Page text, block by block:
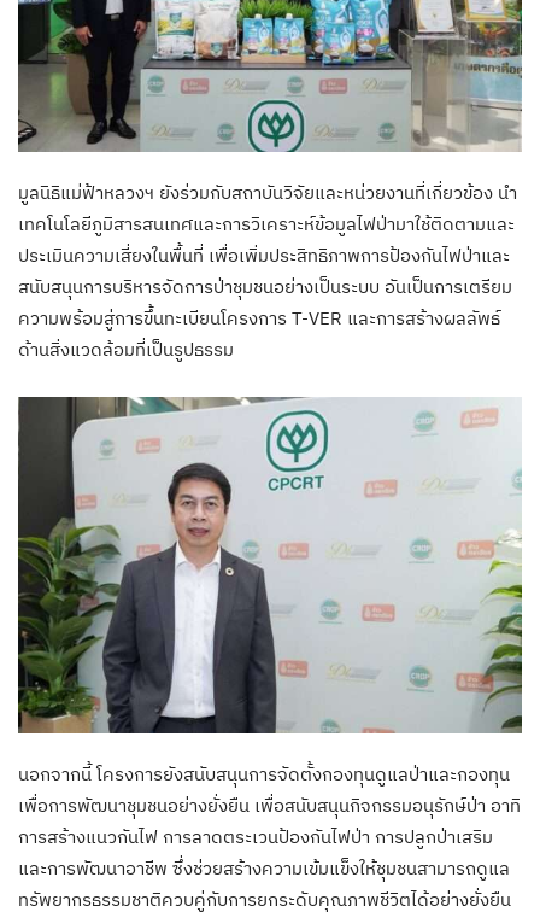
มูลนิธิแม่ฟ้าหลวงฯ ยังร่วมกับสถาบันวิจัยและหน่วยงานที่เกี่ยวข้อง นำ
เทคโนโลยีภูมิสารสนเทศและการวิเคราะห์ข้อมูลไฟป่ามาใช้ติดตามและ
ประเมินความเสี่ยงในพื้นที่ เพื่อเพิ่มประสิทธิภาพการป้องกันไฟป่าและ
สนับสนุนการบริหารจัดการป่าชุมชนอย่างเป็นระบบ อันเป็นการเตรียม
ความพร้อมสู่การขึ้นทะเบียนโครงการ T-VER และการสร้างผลลัพธ์
ด้านสิ่งแวดล้อมที่เป็นรูปธรรม
นอกจากนี้ โครงการยังสนับสนุนการจัดตั้งกองทุนดูแลป่าและกองทุน
เพื่อการพัฒนาชุมชนอย่างยั่งยืน เพื่อสนับสนุนกิจกรรมอนุรักษ์ป่า อาทิ
การสร้างแนวกันไฟ การลาดตระเวนป้องกันไฟป่า การปลูกป่าเสริม
และการพัฒนาอาชีพ ซึ่งช่วยสร้างความเข้มแข็งให้ชุมชนสามารถดูแล
ทรัพยากรธรรมชาติควบคู่กับการยกระดับคุณภาพชีวิตได้อย่างยั่งยืน